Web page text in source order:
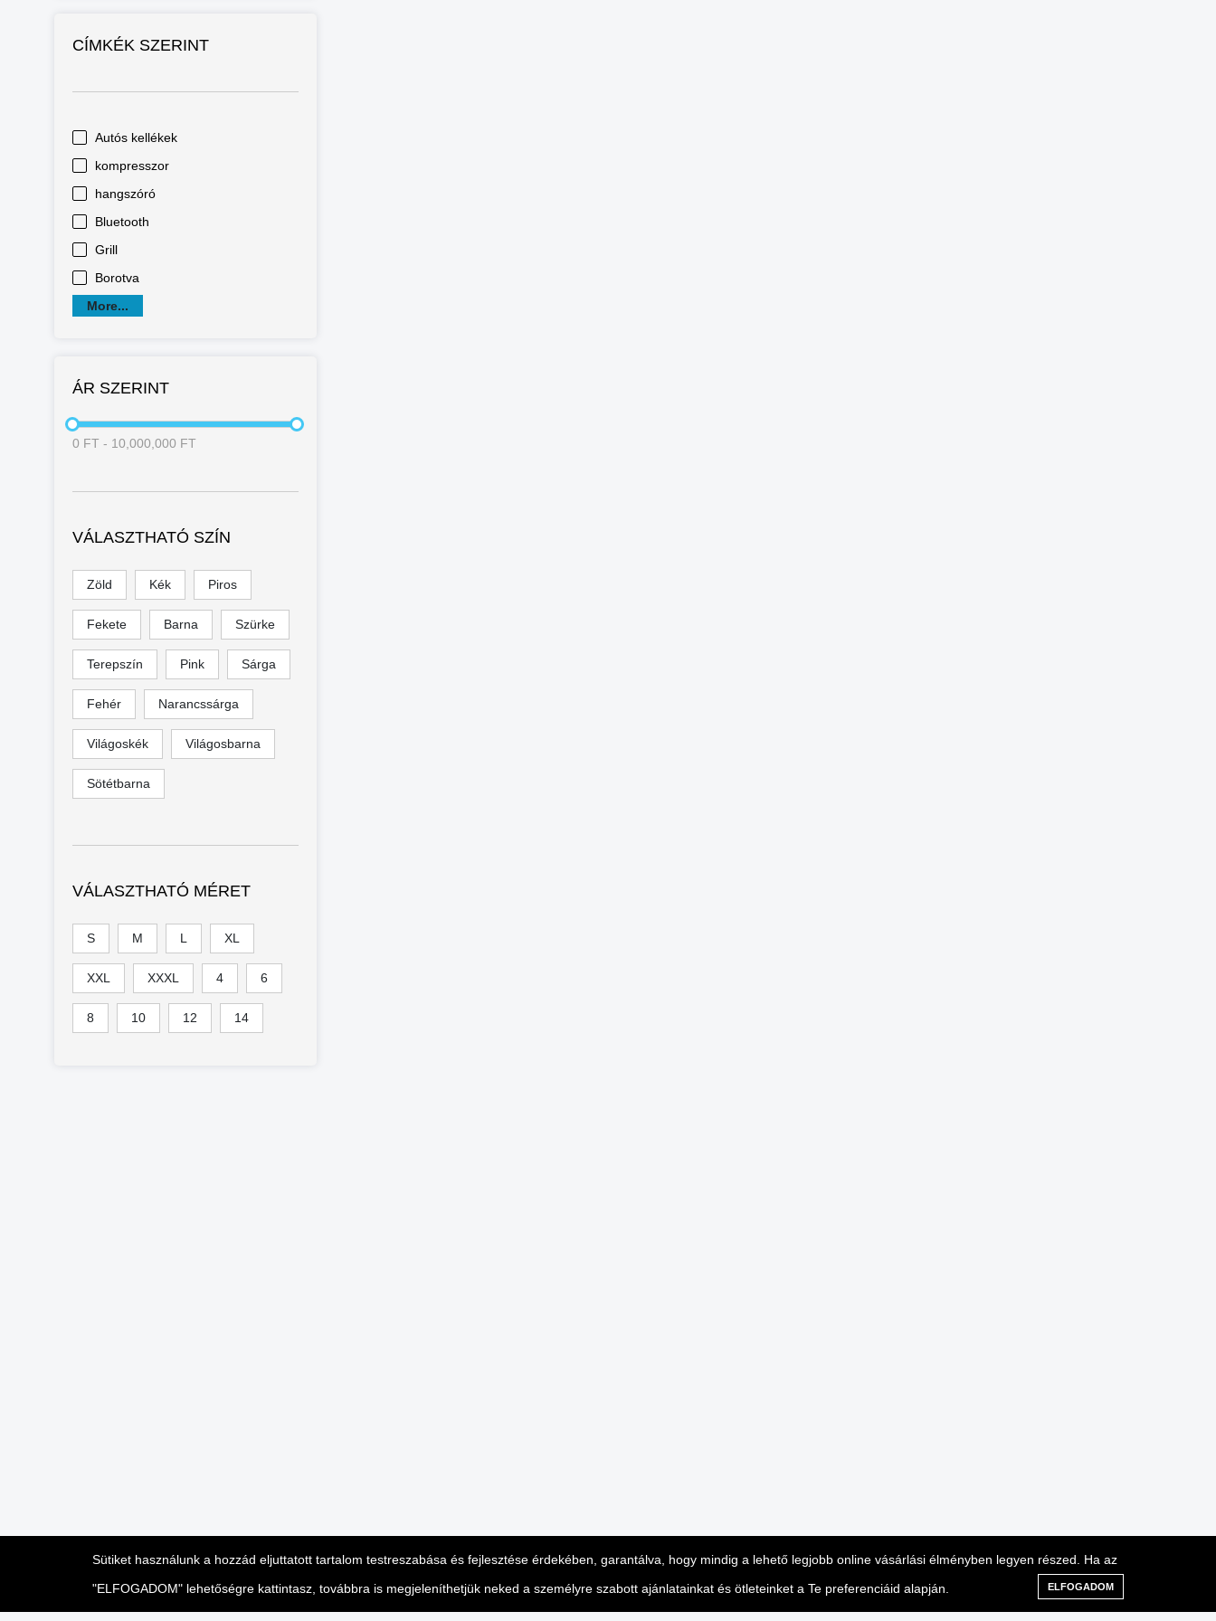
CÍMKÉK SZERINT
Autós kellékek
kompresszor
hangszóró
Bluetooth
Grill
Borotva
More...
ÁR SZERINT
0 FT - 10,000,000 FT
VÁLASZTHATÓ SZÍN
Zöld Kék Piros
Fekete Barna Szürke
Terepszín Pink Sárga
Fehér Narancssárga
Világoskék Világosbarna
Sötétbarna
VÁLASZTHATÓ MÉRET
S M L XL
XXL XXXL 4 6
8 10 12 14
Sütiket használunk a hozzád eljuttatott tartalom testreszabása és fejlesztése érdekében, garantálva, hogy mindig a lehető legjobb online vásárlási élményben legyen részed. Ha az
"ELFOGADOM" lehetőségre kattintasz, továbbra is megjeleníthetjük neked a személyre szabott ajánlatainkat és ötleteinket a Te preferenciáid alapján.
ELFOGADOM